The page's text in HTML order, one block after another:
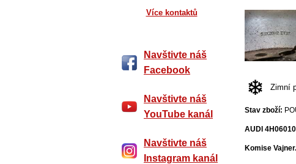
Více kontaktů
Navštivte náš
Facebook
Navštivte náš
YouTube kanál
Navštivte náš
Instagram kanál
Zimní
Stav zboží:
AUDI
Komise Vajner.